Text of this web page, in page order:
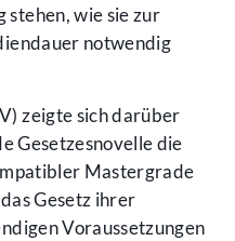
stehen, wie sie zur
notwendig
zeigte sich darüber
Gesetzesnovelle die
Mastergrade
Gesetz ihrer
Voraussetzungen